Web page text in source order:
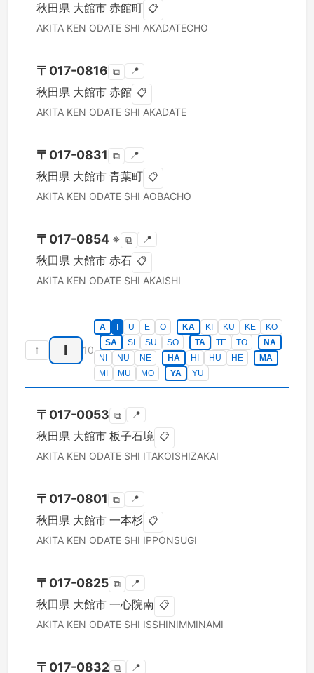
秋田県 大館市 赤館町 📋
AKITA KEN ODATE SHI AKADATECHO
〒 017-0816 ⧉ 📍
秋田県 大館市 赤館 📋
AKITA KEN ODATE SHI AKADATE
〒 017-0831 ⧉ 📍
秋田県 大館市 青葉町 📋
AKITA KEN ODATE SHI AOBACHO
〒 017-0854 ※ ⧉ 📍
秋田県 大館市 赤石 📋
AKITA KEN ODATE SHI AKAISHI
↑ I 10
A U E O KA KI KU KE
KO
SA
SI SU SO TA TE TO
NA
NI
NU NE HA HI HU HE
MA
MI
MU MO YA YU
〒 017-0053 ⧉ 📍
秋田県 大館市 板子石境 📋
AKITA KEN ODATE SHI ITAKOISHIZAKAI
〒 017-0801 ⧉ 📍
秋田県 大館市 一本杉 📋
AKITA KEN ODATE SHI IPPONSUGI
〒 017-0825 ⧉ 📍
秋田県 大館市 一心院南 📋
AKITA KEN ODATE SHI ISSHINIMMINAMI
〒 017-0832 ⧉ 📍